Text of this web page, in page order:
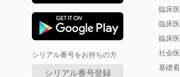
シリアル番号をお持ちの方
シリアル番号登録
臨床
臨床
臨床
社会
基礎